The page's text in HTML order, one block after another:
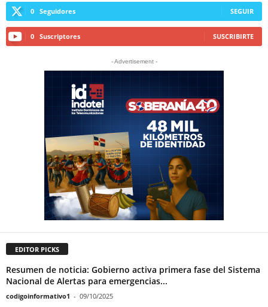
0 Seguidores SEGUIR
0 Suscriptores SUSCRIBIRTE
- Advertisement -
EDITOR PICKS
Resumen de noticia: Gobierno activa primera fase del Sistema
Nacional de Alertas para emergencias...
codigoinformativo1 - 09/10/2025